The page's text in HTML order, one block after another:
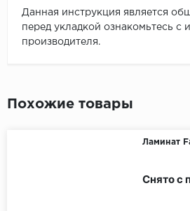
Данная инструкция является
перед укладкой ознакомьтесь с
производителя.
Похожие товары
Ламинат
Снято с